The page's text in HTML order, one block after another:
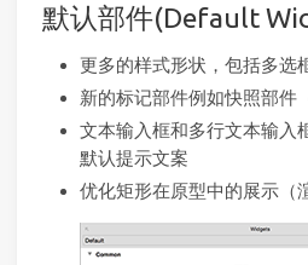
默认部件(Default
更多的样式形状，包括多选
新的标记部件例如快照部件
文本输入框和多行文本输入
默认提示文案
优化矩形在原型中的展示（